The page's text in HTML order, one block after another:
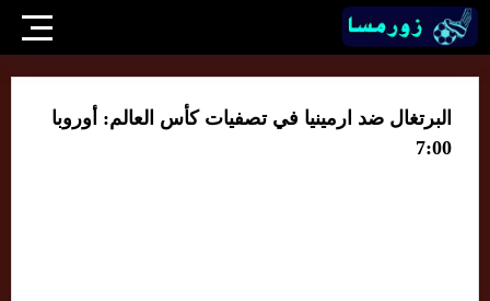
البرتغال ضد ارمينيا في تصفيات كأس العالم: أوروبا
7:00